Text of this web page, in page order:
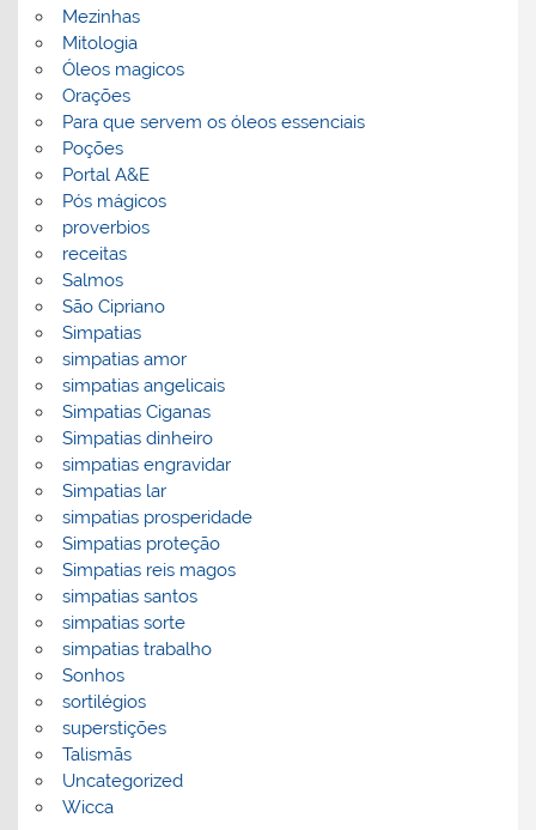
Mezinhas
Mitologia
Óleos magicos
Orações
Para que servem os óleos essenciais
Poções
Portal A&E
Pós mágicos
proverbios
receitas
Salmos
São Cipriano
Simpatias
simpatias amor
simpatias angelicais
Simpatias Ciganas
Simpatias dinheiro
simpatias engravidar
Simpatias lar
simpatias prosperidade
Simpatias proteção
Simpatias reis magos
simpatias santos
simpatias sorte
simpatias trabalho
Sonhos
sortilégios
superstições
Talismãs
Uncategorized
Wicca